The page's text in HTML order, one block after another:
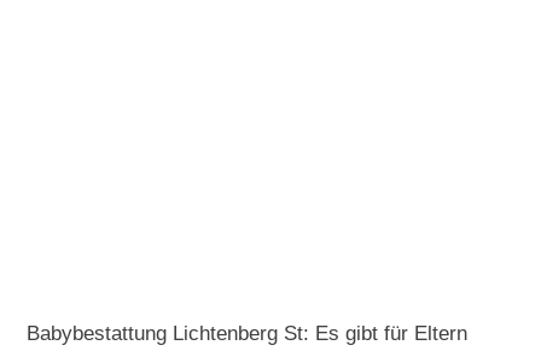
Babybestattung Lichtenberg St: Es gibt für Eltern